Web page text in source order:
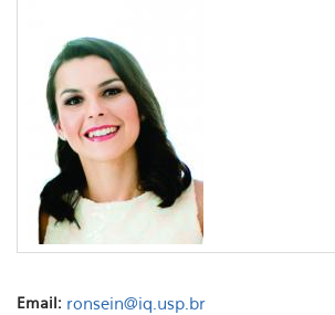
Email: ronsein@iq.usp.br